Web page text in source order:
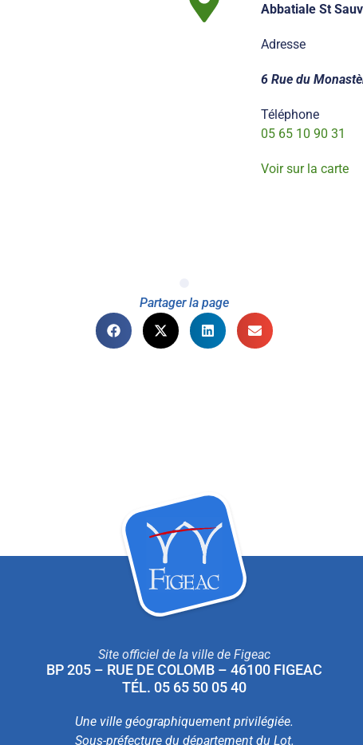
Abbatiale St
Adresse
6 Rue du
Téléphone
05 65 10 90 31
Voir sur la carte
Partager la page
Site officiel de la ville de Figeac
BP 205 – RUE DE COLOMB – 46100 FIGEAC
TÉL. 05 65 50 05 40
Une ville géographiquement privilégiée.
Sous-préfecture du département du Lot.